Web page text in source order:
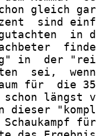
gleich
sind
in
in  der
sei,
für  die
längst
dieser